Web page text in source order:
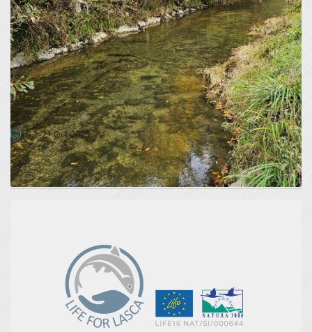
MONITORING PRIMORSKE IN
ODSTRANJEVANJE DONAVSKE PODUSTI
0 21 Oct 2025
Pozno jeseni leta 2024 smo na potoku Lijak in njegovem
pritoku Ozlenšček izvedli dve vzorčenji monit...